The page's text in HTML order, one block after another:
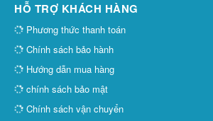
HỖ TRỢ KHÁCH HÀNG
Phương thức thanh toán
Chính sách bảo hành
Hướng dẫn mua hàng
chính sách bảo mật
Chính sách vận chuyển